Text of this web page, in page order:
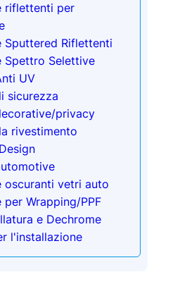
riflettenti per
Sputtered Riflettenti
Spettro Selettive
UV
sicurezza
privacy
rivestimento
oscuranti vetri auto
per Wrapping/PPF
e Dechrome
l'installazione